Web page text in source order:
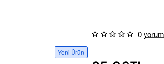
Yeni Ürün
0 yorum